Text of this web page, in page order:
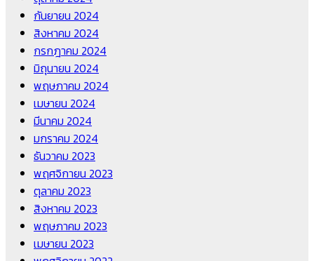
กันยายน 2024
สิงหาคม 2024
กรกฎาคม 2024
มิถุนายน 2024
พฤษภาคม 2024
เมษายน 2024
มีนาคม 2024
มกราคม 2024
ธันวาคม 2023
พฤศจิกายน 2023
ตุลาคม 2023
สิงหาคม 2023
พฤษภาคม 2023
เมษายน 2023